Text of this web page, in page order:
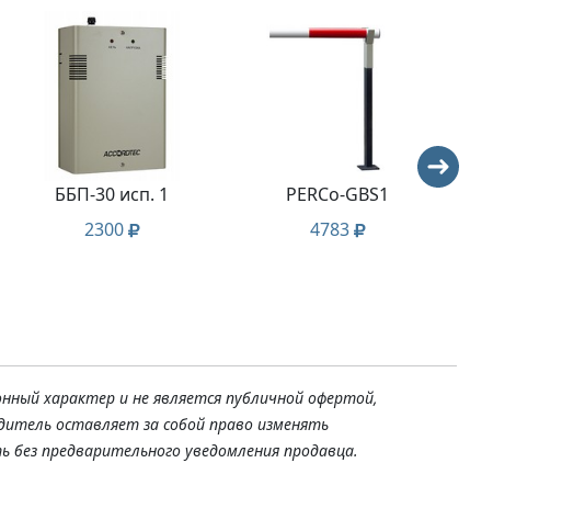
ББП-30 исп. 1
2300
PERCo-GBS1
4783
характер и не является публичной офертой,
оставляет за собой право изменять
предварительного уведомления продавца.